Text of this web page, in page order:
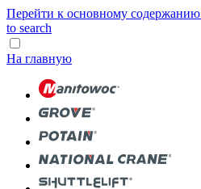
Перейти к основному содержанию
to search
На главную